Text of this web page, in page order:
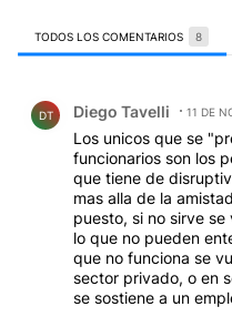
TODOS LOS COMENTARIOS 8
DT Diego Tavelli 11 DE
Los unicos que se
funcionarios son los
que tiene de
mas alla de la
puesto, si no sirve
lo que no pueden
que no funciona se
sector privado, o en
se sostiene a un